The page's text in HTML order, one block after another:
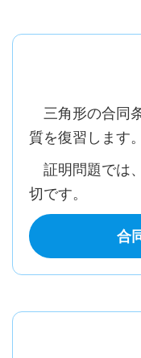
三角形の合同
質を復習します。
証明問題では
切です。
合